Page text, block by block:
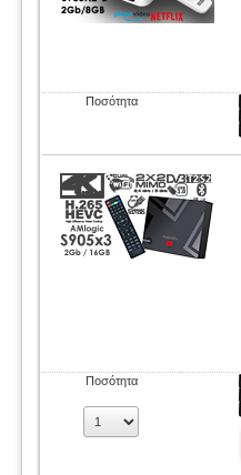
Ποσότητα
Ποσότητα